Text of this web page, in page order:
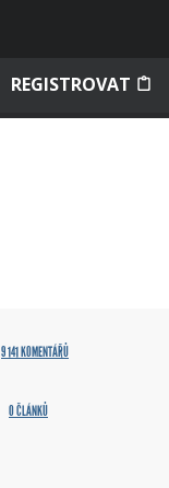
REGISTROVAT
9 141 KOMENTÁŘŮ
0 ČLÁNKŮ